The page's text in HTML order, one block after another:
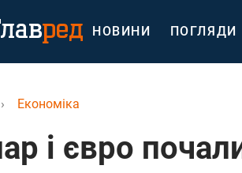
НОВИНИ ПОГЛЯДИ
› Економіка
і євро